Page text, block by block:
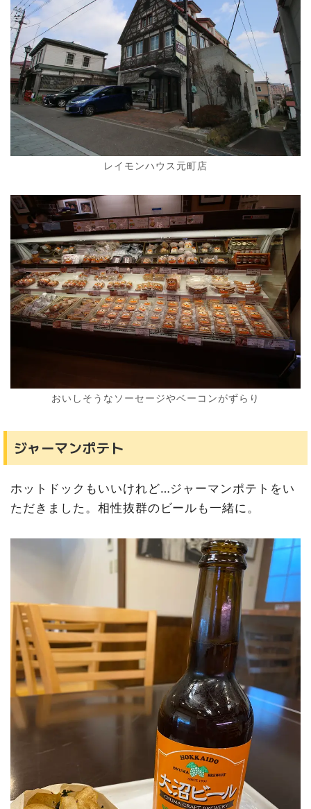
レイモンハウス元町店
おいしそうなソーセージやベーコンがずらり
ジャーマンポテト
ホットドックもいいけれど…ジャーマンポテトをい
ただきました。相性抜群のビールも一緒に。